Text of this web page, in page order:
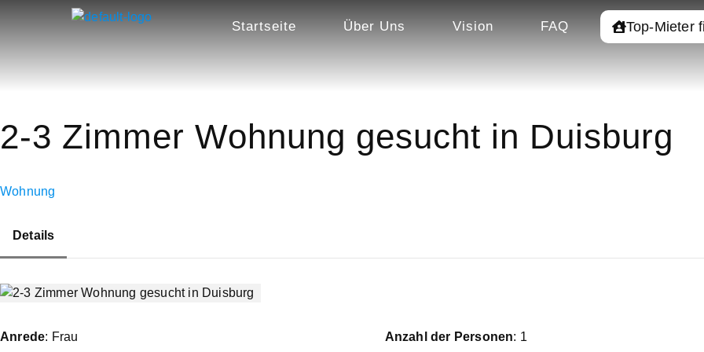
Startseite Über Uns Vision FAQ Top-Mieter
2-3 Zimmer Wohnung gesucht in Duisburg
Wohnung
Details
Anrede: Frau Anzahl der Personen: 1